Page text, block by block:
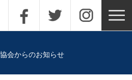
会からのお知らせ